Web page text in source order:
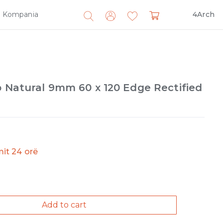
Kompania 4Arch
Search
for:
Natural 9mm 60 x 120 Edge Rectified
24 orë
Add to cart